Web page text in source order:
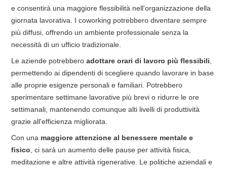
e consentirà una maggiore flessibilità nell'organizzazione della
giornata lavorativa. I coworking potrebbero diventare sempre
più diffusi, offrendo un ambiente professionale senza la
necessità di un ufficio tradizionale.
Le aziende potrebbero adottare orari di lavoro più flessibili
permettendo ai dipendenti di scegliere quando lavorare in base
alle proprie esigenze personali e familiari. Potrebbero
sperimentare settimane lavorative più brevi o ridurre le ore
settimanali, mantenendo comunque alti livelli di produttività
grazie all'efficienza migliorata.
Con una maggiore attenzione al benessere mentale e
fisico , ci sarà un aumento delle pause per attività fisica,
meditazione e altre attività rigenerative. Le politiche aziendali e